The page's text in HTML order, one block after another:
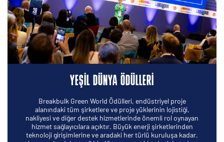
YEŞİL DÜNYA ÖDÜLLERİ
Breakbulk Green World Ödülleri, endüstriyel proje
alanındaki tüm şirketlere ve proje yüklerinin lojistiği,
nakliyesi ve diğer destek hizmetlerinde önemli rol oynayan
hizmet sağlayıcılara açıktır. Büyük enerji şirketlerinden
teknoloji girişimlerine ve aradaki her türlü kuruluşa kadar,